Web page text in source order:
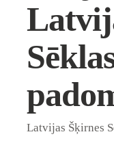
Latvijas Šķirnes